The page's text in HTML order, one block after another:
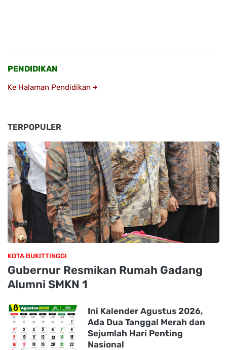
PENDIDIKAN
Ke Halaman Pendidikan
TERPOPULER
KOTA BUKITTINGGI
Gubernur Resmikan Rumah Gadang
Alumni SMKN 1
Ini Kalender Agustus 2026,
Ada Dua Tanggal Merah dan
Sejumlah Hari Penting
Nasional